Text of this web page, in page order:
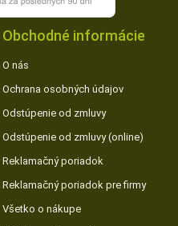
Obchodné informácie
O nás
Ochrana osobných údajov
Odstúpenie od zmluvy
Odstúpenie od zmluvy (online)
Reklamačný poriadok
Reklamačný poriadok pre firmy
Všetko o nákupe